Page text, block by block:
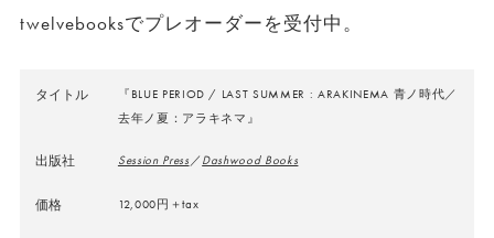
twelvebooksでプレオーダーを受付中。
タイトル
『BLUE PERIOD / LAST SUMMER : ARAKINEMA 青ノ時代／
去年ノ夏：アラキネマ』
出版社 Session Press ／ Dashwood Books
価格 12,000円＋tax